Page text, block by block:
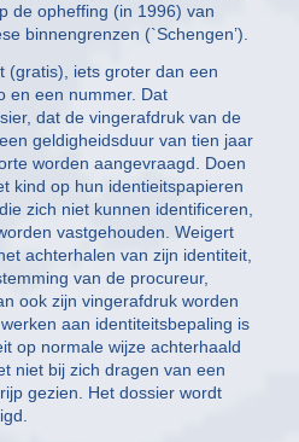
de opheffing (in 1996) van
binnengrenzen (`Schengen’).
(gratis), iets groter dan een
en een nummer. Dat
dat de vingerafdruk van de
geldigheidsduur van tien jaar
worden aangevraagd. Doen
kind op hun identieitspapieren
zich niet kunnen identificeren,
vastgehouden. Weigert
achterhalen van zijn identiteit,
van de procureur,
ook zijn vingerafdruk worden
aan identiteitsbepaling is
op normale wijze achterhaald
niet bij zich dragen van een
gezien. Het dossier wordt